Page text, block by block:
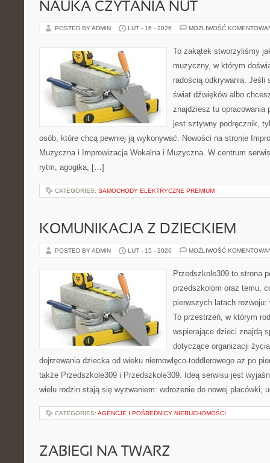
NAUKA CZYTANIA NUT
POSTED BY ADMIN LUT - 16 - 2026 MOŻLIWOŚĆ
To zakątek stworzyliśmy
muzyczny, w którym
radością odkrywania. Jeśli
świat dźwięków albo
znajdziesz tu opracowania
jest sztywny podręcznik,
osób, które chcą pewniej ją wykonywać. Nowości na stronie
Muzyczna i Improwizacja Wokalna i Muzyczna. W centrum
rytm, agogika, […]
CATEGORIES: SAMOCHODY ELEKTRYCZNE PREMIUM
KOMUNIKACJA Z DZIECKIEM
POSTED BY ADMIN LUT - 15 - 2026 MOŻLIWOŚĆ
Przedszkole309 to strona
przedszkolom oraz temu,
pierwszych latach
To przestrzeń, w którym
wspierające dzieci znajdą
dotyczące organizacji
dojrzewania dziecka od wieku niemowlęco-toddlerowego aż po
także Przedszkole309 i Przedszkole309. Ideą serwisu jest
wielu rodzin stają się wyzwaniem: wdrożenie do nowej
CATEGORIES: AGENCJE I POŚREDNICY NIERUCHOMOŚCI
ZABIEGI NA TWARZ